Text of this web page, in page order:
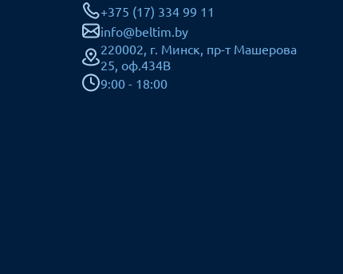
+375 (17) 334 99 11
info@beltim.by
220002, г. Минск, пр-т Машерова
25, оф.434В
9:00 - 18:00